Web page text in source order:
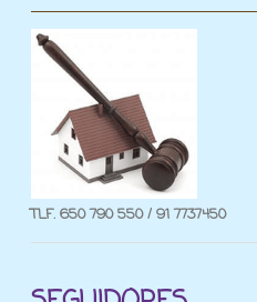
TLF. 650 790 550 / 91 7737450